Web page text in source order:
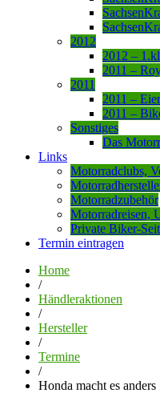
2012
2012 –
2011 –
2011
2011 –
2011 –
Sonstiges
Das
Links
Motorradclubs,
Motorradzubehör
Motorradreisen,
Private Biker-
Termin eintragen
Home
/
Händleraktionen
/
Hersteller
/
Termine
/
Honda macht es anders